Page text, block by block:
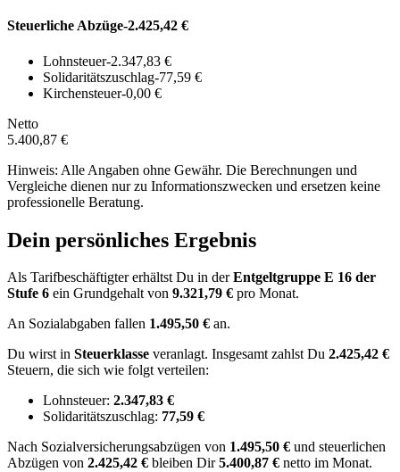
Steuerliche Abzüge-2.425,42 €
Lohnsteuer-2.347,83 €
Solidaritätszuschlag-77,59 €
Kirchensteuer-0,00 €
Netto
5.400,87 €
Hinweis: Alle Angaben ohne Gewähr. Die Berechnungen und
Vergleiche dienen nur zu Informationszwecken und ersetzen keine
professionelle Beratung.
Dein persönliches Ergebnis
Als Tarifbeschäftigter erhältst Du in derEntgeltgruppe E 16 der
Stufe 6 ein Grundgehalt von 9.321,79 € pro Monat.
An Sozialabgaben fallen 1.495,50 € an.
Du wirst in Steuerklasse veranlagt. Insgesamt zahlst Du 2.425,42 €
Steuern, die sich wie folgt verteilen:
Lohnsteuer: 2.347,83 €
Solidaritätszuschlag: 77,59 €
Nach Sozialversicherungsabzügen von 1.495,50 € und steuerlichen
Abzügen von 2.425,42 € bleiben Dir5.400,87 € netto im Monat.